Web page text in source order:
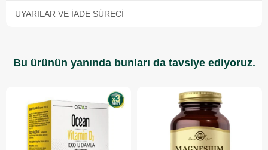
UYARILAR VE İADE SÜRECI
Bu ürünün yanında bunları da tavsiye ediyoruz.